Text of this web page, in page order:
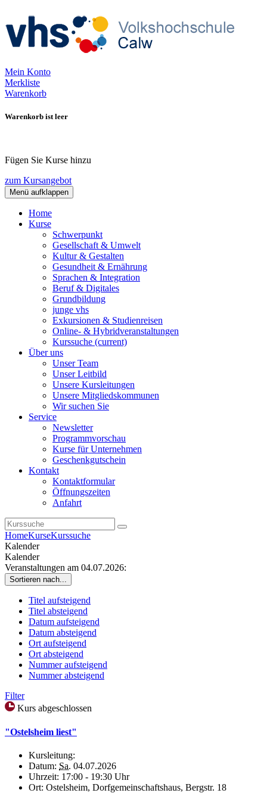
Mein Konto
Merkliste
Warenkorb
Warenkorb ist leer
Fügen Sie Kurse hinzu
zum Kursangebot
Menü aufklappen
Home
Kurse
Schwerpunkt
Gesellschaft & Umwelt
Kultur & Gestalten
Gesundheit & Ernährung
Sprachen & Integration
Beruf & Digitales
Grundbildung
junge vhs
Exkursionen & Studienreisen
Online- & Hybridveranstaltungen
Kurssuche (current)
Über uns
Unser Team
Unser Leitbild
Unsere Kursleitungen
Unsere Mitgliedskommunen
Wir suchen Sie
Service
Newsletter
Programmvorschau
Kurse für Unternehmen
Geschenkgutschein
Kontakt
Kontaktformular
Öffnungszeiten
Anfahrt
HomeKurseKurssuche
Kalender
Kalender
Veranstaltungen am 04.07.2026:
Sortieren nach...
Titel aufsteigend
Titel absteigend
Datum aufsteigend
Datum absteigend
Ort aufsteigend
Ort absteigend
Nummer aufsteigend
Nummer absteigend
Filter
Kurs abgeschlossen
"Ostelsheim liest"
Kursleitung:
Datum: Sa. 04.07.2026
Uhrzeit: 17:00 - 19:30 Uhr
Ort: Ostelsheim, Dorfgemeinschaftshaus, Bergstr. 18